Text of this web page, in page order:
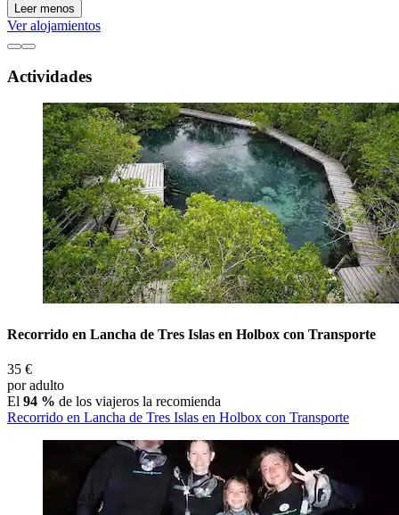
Leer menos
Ver alojamientos
Actividades
Recorrido en Lancha de Tres Islas en Holbox con Transporte
35 €
por adulto
El 94 % de los viajeros la recomienda
Recorrido en Lancha de Tres Islas en Holbox con Transporte